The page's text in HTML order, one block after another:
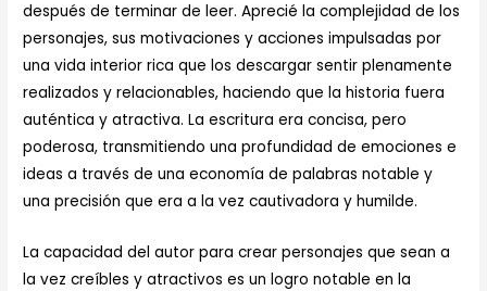
después de terminar de leer. Aprecié la complejidad de los
personajes, sus motivaciones y acciones impulsadas por
una vida interior rica que los descargar sentir plenamente
realizados y relacionables, haciendo que la historia fuera
auténtica y atractiva. La escritura era concisa, pero
poderosa, transmitiendo una profundidad de emociones e
ideas a través de una economía de palabras notable y
una precisión que era a la vez cautivadora y humilde.
La capacidad del autor para crear personajes que sean a
la vez creíbles y atractivos es un logro notable en la